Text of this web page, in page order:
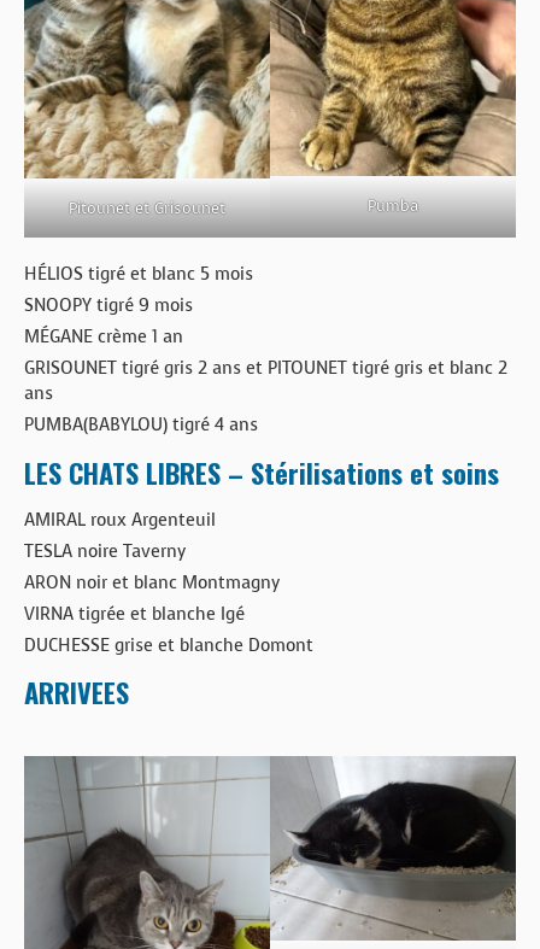
Pitounet et Grisounet Pumba
HÉLIOS tigré et blanc 5 mois
SNOOPY tigré 9 mois
MÉGANE crème 1 an
GRISOUNET tigré gris 2 ans et PITOUNET tigré gris et blanc 2
ans
PUMBA(BABYLOU) tigré 4 ans
LES CHATS LIBRES – Stérilisations et soins
AMIRAL roux Argenteuil
TESLA noire Taverny
ARON noir et blanc Montmagny
VIRNA tigrée et blanche Igé
DUCHESSE grise et blanche Domont
ARRIVEES